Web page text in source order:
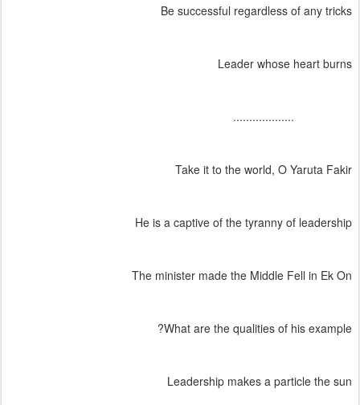
Be successful regardless of any tricks
Leader whose heart burns
...................
Take it to the world, O Yaruta Fakir
He is a captive of the tyranny of leadership
The minister made the Middle Fell in Ek On
What are the qualities of his example?
Leadership makes a particle the sun